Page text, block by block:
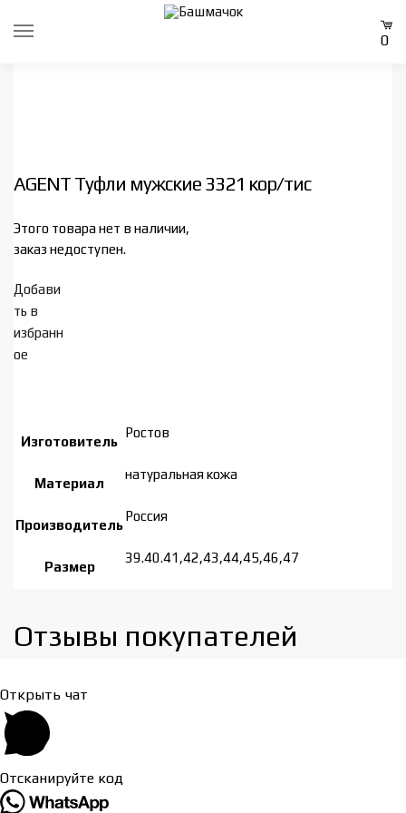
0
AGENT Туфли мужские 3321 кор/тис
Этого товара нет в наличии,
заказ недоступен.
Добави
ть в
избранн
ое
Изготовитель
Ростов
Материал
натуральная кожа
Производитель
Россия
Размер
39.40.41,42,43,44,45,46,47
Отзывы покупателей​
Открыть чат
Отсканируйте код